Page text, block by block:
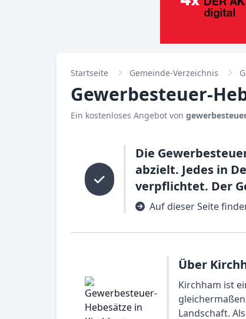
Startseite Gemeinde-Verzeichnis
Gewerbesteuer-
Ein kostenloses Angebot von
Die
abzielt. Jedes in
verpflichtet. Der
Auf dieser Seite
Über
Kirchham ist
Landschaft.